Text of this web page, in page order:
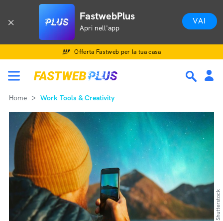
FastwebPlus
Apri nell'app
VAI
Offerta Fastweb per la tua casa
Home Work Tools & Creativity
Shutterstock